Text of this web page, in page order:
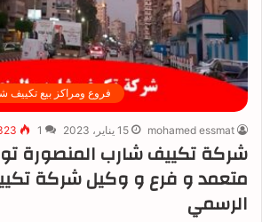
فروع ومراكز بيع
mohamed essmat 15 يناير، 2023 1
شركة تكييف شارب المنصورة
متعمد و فرع و وكيل شركة
الرسمي